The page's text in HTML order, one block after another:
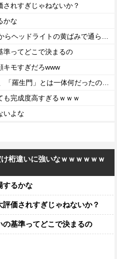
れすぎじゃねないか？
かな
準ってどこで決まるの
キモすぎだろwww
も完成度高すぎるｗｗｗ
いよな
桁違いに強いなｗｗｗｗｗｗ
するかな
価されすぎじゃねないか？
基準ってどこで決まるの